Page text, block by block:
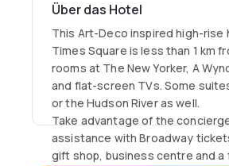
Über das Hotel
This Art-Deco inspired high-
Times Square is less than 1 km
rooms at The New Yorker, A
and flat-screen TVs. Some
or the Hudson River as well.
Take advantage of the
assistance with Broadway
gift shop, business centre and